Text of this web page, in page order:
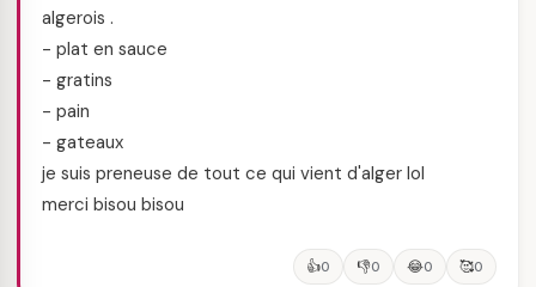
algerois .
- plat en sauce
- gratins
- pain
- gateaux
je suis preneuse de tout ce qui vient d'alger lol
merci bisou bisou
👍0 👎0 😂0 🥰0